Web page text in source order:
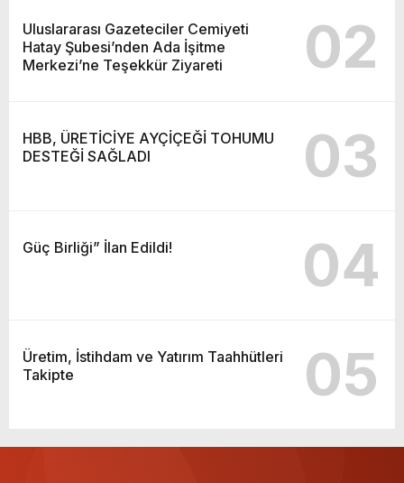
Uluslararası Gazeteciler Cemiyeti
Hatay Şubesi’nden Ada İşitme
Merkezi’ne Teşekkür Ziyareti
02
HBB, ÜRETİCİYE AYÇİÇEĞİ TOHUMU
DESTEĞİ SAĞLADI
03
Güç Birliği” İlan Edildi! 04
Üretim, İstihdam ve Yatırım Taahhütleri
Takipte
05